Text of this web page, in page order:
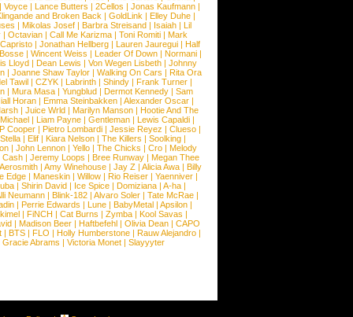
Voyce| Lance Butters | 2Cellos | Jonas Kaufmann|
and Broken Back | GoldLink | Elley Duhe|
| Mikolas Josef | Barbra Streisand | Isaiah | Lil
| Octavian| Call Me Karizma| Toni Romiti| Mark
| Jonathan Hellberg| Lauren Jauregui| Half
| Wincent Weiss | Leader Of Down| Normani|
Lloyd| Dean Lewis | Von Wegen Lisbeth| Johnny
| Joanne Shaw Taylor | Walking On Cars | Rita Ora
Tawil| CZYK| Labrinth| Shindy| Frank Turner|
| Mura Masa| Yungblud| Dermot Kennedy| Sam
Horan| Emma Steinbakken| Alexander Oscar|
| Juice Wrld| Marilyn Manson| Hootie And The
| Liam Payne | Gentleman | Lewis Capaldi |
Cooper| Pietro Lombardi| Jessie Reyez | Clueso|
| Elif| Kiara Nelson| The Killers | Soolking|
| John Lennon| Yello| The Chicks | Cro| Melody
Cash | Jeremy Loops | Bree Runway | Megan Thee
| Amy Winehouse| Jay Z| Alicia Awa| Billy
Edge | Maneskin | Willow | Rio Reiser | Yaenniver |
| Shirin David | Ice Spice | Domiziana | A-ha |
Neumann | Blink-182 | Alvaro Soler | Tate McRae |
| Perrie Edwards | Lune | BabyMetal | Apsilon |
| FiNCH | Cat Burns | Zymba| Kool Savas |
| Madison Beer | Haftbefehl | Olivia Dean | CAPO
| BTS | FLO | Holly Humberstone | Rauw Alejandro |
Gracie Abrams | Victoria Monet | Slayyyter